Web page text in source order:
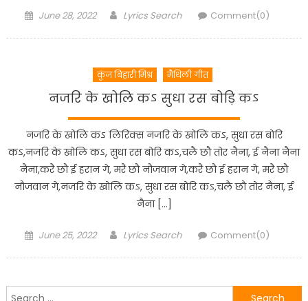
Posted
June 28, 2022 Author
Lyrics Search Comment(0)
कुंज बिहारी मिश्र मैथिली गीत
नजरि के खोलि कऽ सुधा रस बोड़ि कऽ
नजरि के खोलि कऽ लिरिक्स नजरि के खोलि कऽ, सुधा रस बोरि
कऽ,नजरि के खोलि कऽ, सुधा रस बोरि कऽ,चलै छौ तोर नैना, ई नैना नैना
नैना,करै छौ ई हरान गे, मरै छौ नौजवान गे,करै छौ ई हरान गे, मरै छौ
नौजवान गे,नजरि के खोलि कऽ, सुधा रस बोरि कऽ,चलै छौ तोर नैना, ई
नैना […]
Posted
June 25, 2022 Author
Lyrics Search Comment(0)
Search